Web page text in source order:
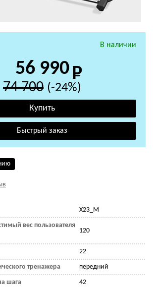
В наличии
56 990
74 700 (-24%)
X23_M
вес пользователя
120
22
тренажера передний
шага 42